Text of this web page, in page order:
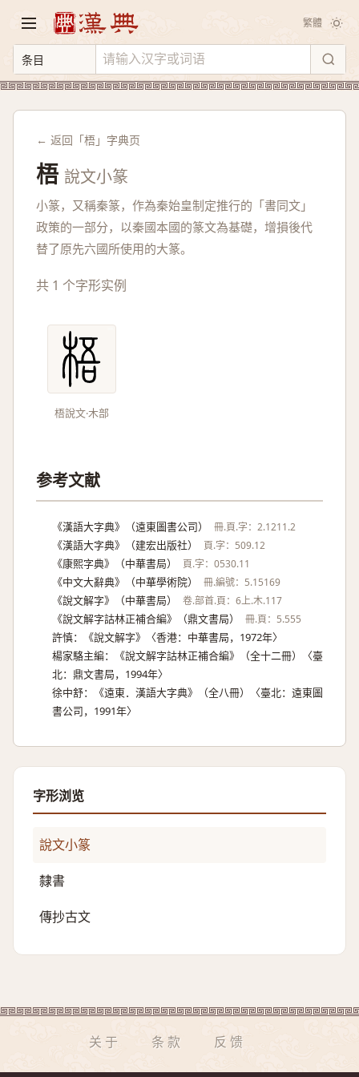
繁體
← 返回「梧」字典页
梧 說文小篆
小篆，又稱秦篆，作為秦始皇制定推行的「書同文」
政策的一部分，以秦國本國的篆文為基礎，增損後代
替了原先六國所使用的大篆。
共 1 个字形实例
梧說文‧木部
参考文献
《漢語大字典》（遠東圖書公司） 冊.頁.字：2.1211.2
《漢語大字典》（建宏出版社） 頁.字：509.12
《康熙字典》（中華書局） 頁.字：0530.11
《中文大辭典》（中華學術院） 冊.編號：5.15169
《說文解字》（中華書局） 卷.部首.頁：6上.木.117
《說文解字詁林正補合編》（鼎文書局） 冊.頁：5.555
許慎：《說文解字》〈香港：中華書局，1972年〉
楊家駱主編：《說文解字詁林正補合編》（全十二冊）〈臺
北：鼎文書局，1994年〉
徐中舒：《遠東．漢語大字典》（全八冊）〈臺北：遠東圖
書公司，1991年〉
字形浏览
說文小篆
隸書
傳抄古文
关于 条款 反馈